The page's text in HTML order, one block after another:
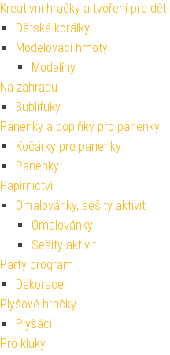
Kreativní hračky a tvoření pro děti
Dětské korálky
Modelovací hmoty
Modelíny
Na zahradu
Bublifuky
Panenky a doplňky pro panenky
Kočárky pro panenky
Panenky
Papírnictví
Omalovánky, sešity aktivit
Omalovánky
Sešity aktivit
Party program
Dekorace
Plyšové hračky
Plyšáci
Pro kluky